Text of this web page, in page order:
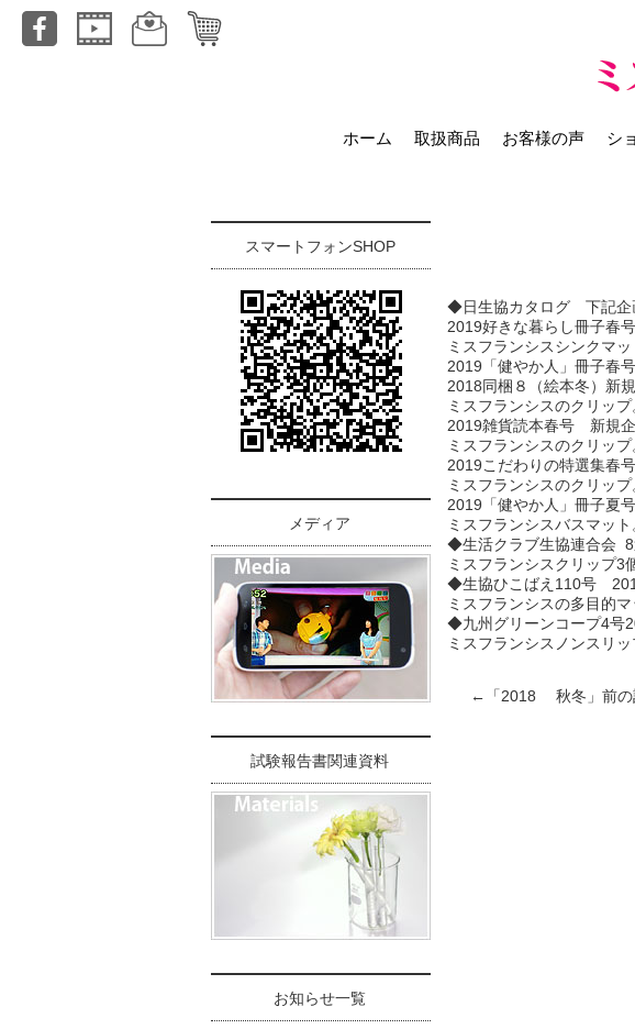
ホーム 取扱商品 お客様の声 シ
◆日生協カタログ 下記企
2019好きな暮らし冊子春
ミスフランシスシンクマ
2019「健やか人」冊子春
2018同梱８（絵本冬）新
ミスフランシスのクリッ
2019雑貨読本春号 新規
ミスフランシスのクリッ
2019こだわりの特選集春
ミスフランシスのクリッ
2019「健やか人」冊子夏
ミスフランシスバスマッ
◆生活クラブ生協連合会
ミスフランシスクリップ3
◆生協ひこばえ110号
ミスフランシスの多目的
◆九州グリーンコープ4号
ミスフランシスノンスリ
←「2018 秋冬 」前
スマートフォンSHOP
メディア
試験報告書関連資料
お知らせ一覧